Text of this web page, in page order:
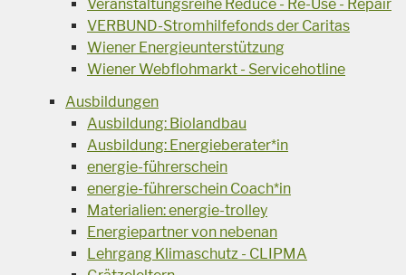
Veranstaltungsreihe Reduce - Re-Use - Repair
VERBUND-Stromhilfefonds der Caritas
Wiener Energieunterstützung
Wiener Webflohmarkt - Servicehotline
Ausbildungen
Ausbildung: Biolandbau
Ausbildung: Energieberater*in
energie-führerschein
energie-führerschein Coach*in
Materialien: energie-trolley
Energiepartner von nebenan
Lehrgang Klimaschutz - CLIPMA